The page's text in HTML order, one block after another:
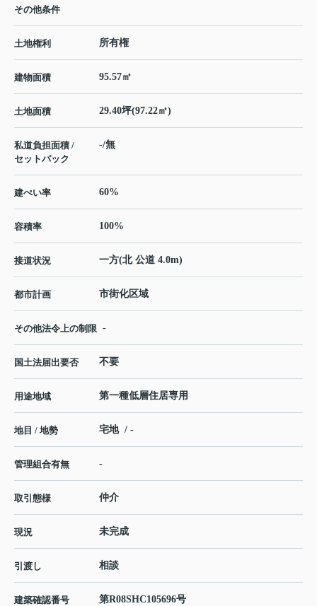
その他条件
土地権利 所有権
建物面積 95.57㎡
土地面積 29.40坪(97.22㎡)
私道負担面積 /
セットバック
-/無
建ぺい率 60%
容積率 100%
接道状況 一方(北 公道 4.0m)
都市計画 市街化区域
その他法令上の制限 -
国土法届出要否 不要
用途地域 第一種低層住居専用
地目 / 地勢 宅地 / -
管理組合有無 -
取引態様 仲介
現況 未完成
引渡し 相談
建築確認番号 第R08SHC105696号